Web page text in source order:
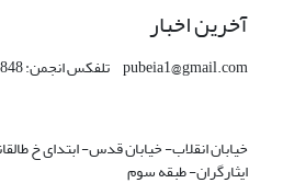
آخرین اخبار
pubeia1@gmail.com تلفکس انجمن: 66950848- 021
ایثارگران- طبقه سوم